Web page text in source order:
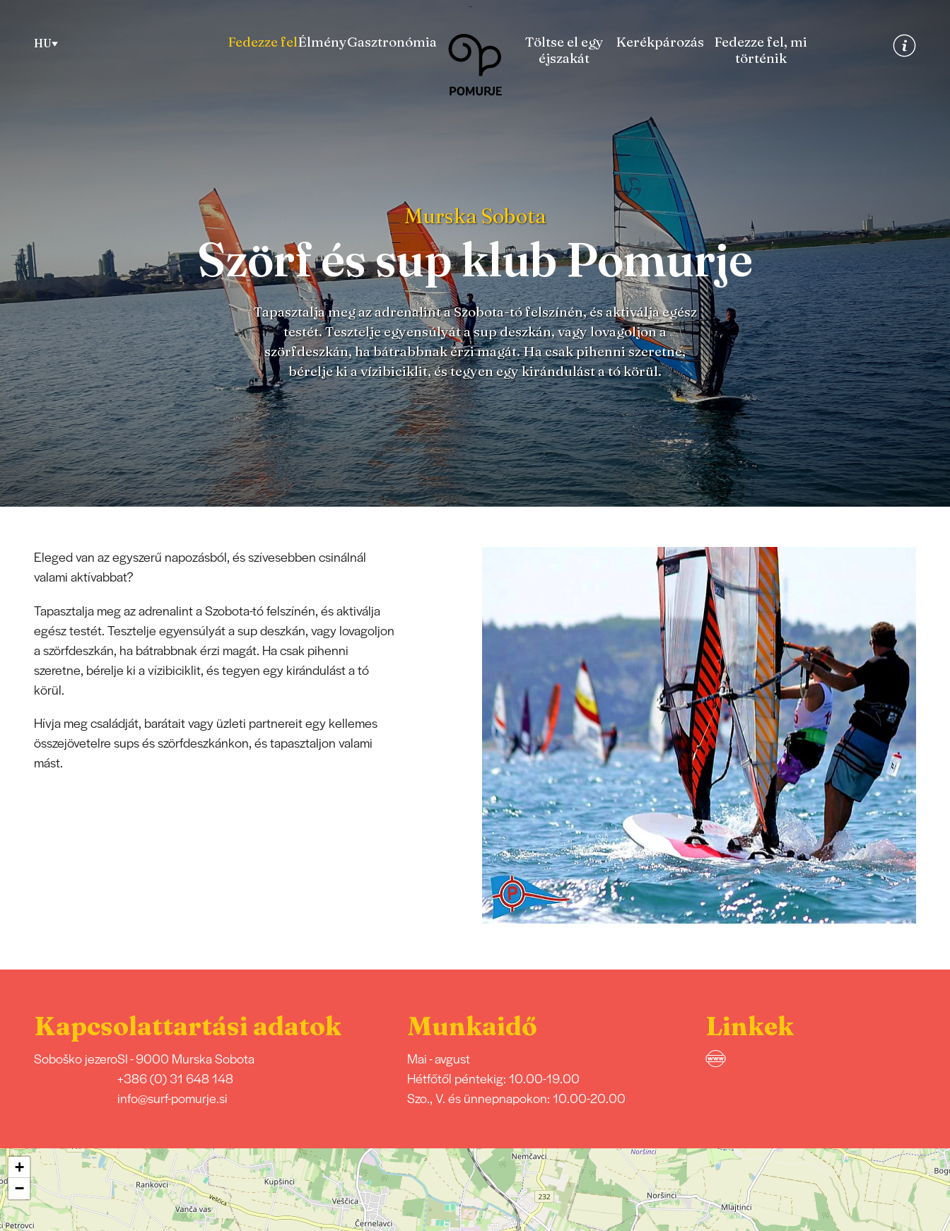
vsebino
HU Fedezze felÉlményGasztronómia
Töltse el egy
éjszakát
Kerékpározás
Fedezze fel, mi
történik
Murska Sobota
Szörf és sup klub Pomurje
Tapasztalja meg az adrenalint a Szobota-tó felszínén, és aktiválja egész
testét. Tesztelje egyensúlyát a sup deszkán, vagy lovagoljon a
szörfdeszkán, ha bátrabbnak érzi magát. Ha csak pihenni szeretne,
bérelje ki a vízibiciklit, és tegyen egy kirándulást a tó körül.
Eleged van az egyszerű napozásból, és szívesebben csinálnál
valami aktívabbat?
Tapasztalja meg az adrenalint a Szobota-tó felszínén, és aktiválja
egész testét. Tesztelje egyensúlyát a sup deszkán, vagy lovagoljon
a szörfdeszkán, ha bátrabbnak érzi magát. Ha csak pihenni
szeretne, bérelje ki a vízibiciklit, és tegyen egy kirándulást a tó
körül.
Hívja meg családját, barátait vagy üzleti partnereit egy kellemes
összejövetelre sups és szörfdeszkánkon, és tapasztaljon valami
mást.
Kapcsolattartási adatok
Soboško jezeroSI - 9000 Murska Sobota
+386 (0) 31 648 148
info@surf-pomurje.si
Munkaidő
Mai - avgust
Hétfőtől péntekig: 10.00-19.00
Szo., V. és ünnepnapokon: 10.00-20.00
Linkek
+
−